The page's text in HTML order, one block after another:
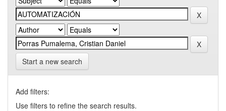
Start a new search
Add filters:
Use filters to refine the search results.